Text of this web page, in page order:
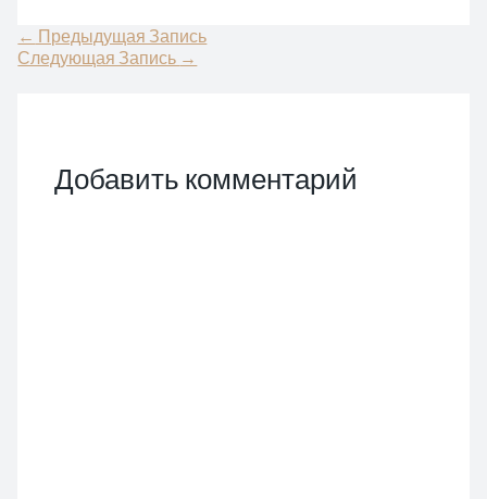
Навигация
по
← Предыдущая Запись
Следующая Запись →
Добавить комментарий